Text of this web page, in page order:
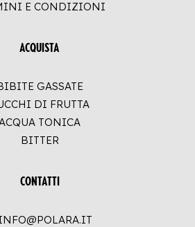
E CONDIZIONI
ACQUISTA
GASSATE
DI FRUTTA
TONICA
BITTER
CONTATTI